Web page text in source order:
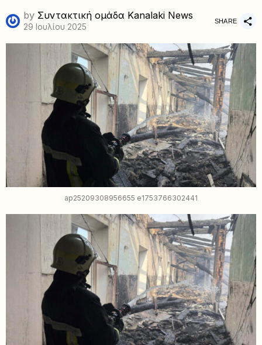
by Συντακτική ομάδα Kanalaki News
29 Ιουλίου 2025
SHARE
ap25209308956655 e1753766302441